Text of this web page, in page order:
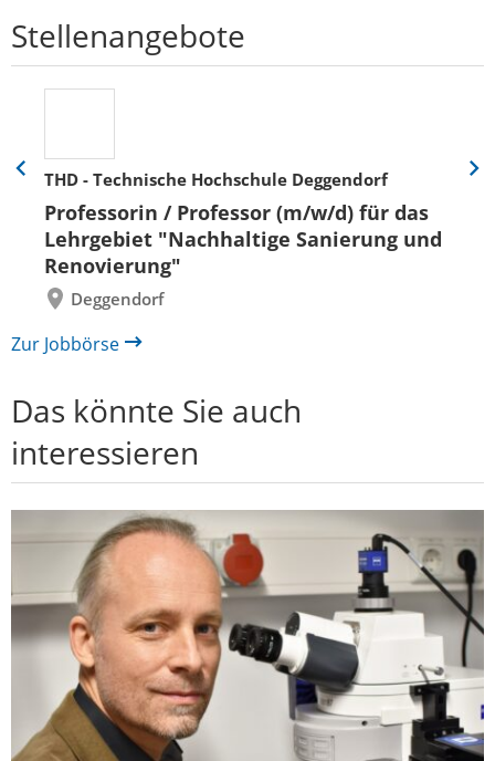
Stellenangebote
THD - Technische Hochschule Deggendorf
Professorin / Professor (m/w/d) für das
Lehrgebiet "Nachhaltige Sanierung und
Renovierung"
Deggendorf
Eine
zurück
Eine
Zur Jobbörse
Das könnte Sie auch
interessieren